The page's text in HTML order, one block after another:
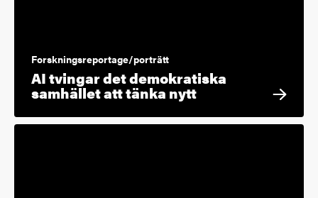
Forskningsreportage/porträtt
AI tvingar det demokratiska
samhället att tänka nytt